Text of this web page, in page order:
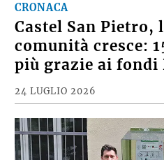
CRONACA
Castel San Pietro,
comunità cresce:
più grazie ai fondi
24 LUGLIO 2026